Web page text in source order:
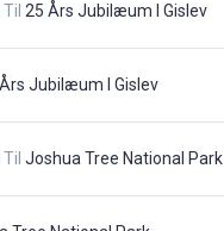
Til 25 Års Jubilæum I Gislev
Jubilæum I Gislev
Til Joshua Tree National Park